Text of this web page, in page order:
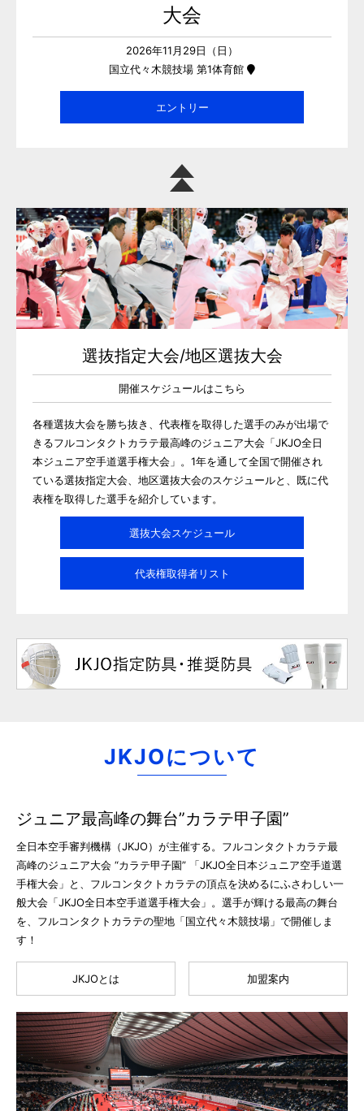
大会
2026年11月29日（日）
国立代々木競技場 第1体育館
エントリー
選抜指定大会/地区選抜大会
開催スケジュールはこちら
各種選抜大会を勝ち抜き、代表権を取得した選手のみが出場で
きるフルコンタクトカラテ最高峰のジュニア大会「JKJO全日
本ジュニア空手道選手権大会」。1年を通して全国で開催され
ている選抜指定大会、地区選抜大会のスケジュールと、既に代
表権を取得した選手を紹介しています。
選抜大会スケジュール
代表権取得者リスト
JKJOについて
ジュニア最高峰の舞台”カラテ甲子園”
全日本空手審判機構（JKJO）が主催する。フルコンタクトカラテ最
高峰のジュニア大会 “カラテ甲子園” 「JKJO全日本ジュニア空手道選
手権大会」と、フルコンタクトカラテの頂点を決めるにふさわしい一
般大会「JKJO全日本空手道選手権大会」。選手が輝ける最高の舞台
を、フルコンタクトカラテの聖地「国立代々木競技場」で開催しま
す！
JKJOとは 加盟案内